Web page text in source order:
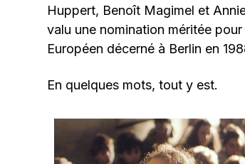
Huppert, Benoît Magimel et
valu une nomination méritée
Européen décerné à Berlin en
En quelques mots, tout y est.